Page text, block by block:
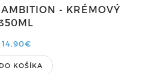
- KRÉMOVÝ
14,90€
DO KOŠÍKA